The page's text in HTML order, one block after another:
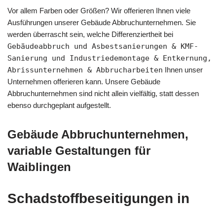
Vor allem Farben oder Größen? Wir offerieren Ihnen viele
Ausführungen unserer Gebäude Abbruchunternehmen. Sie
werden überrascht sein, welche Differenziertheit bei
Gebäudeabbruch und Asbestsanierungen & KMF-
Sanierung und Industriedemontage & Entkernung,
Abrissunternehmen & Abbrucharbeiten Ihnen unser
Unternehmen offerieren kann. Unsere Gebäude
Abbruchunternehmen sind nicht allein vielfältig, statt dessen
ebenso durchgeplant aufgestellt.
Gebäude Abbruchunternehmen,
variable Gestaltungen für
Waiblingen
Schadstoffbeseitigungen in